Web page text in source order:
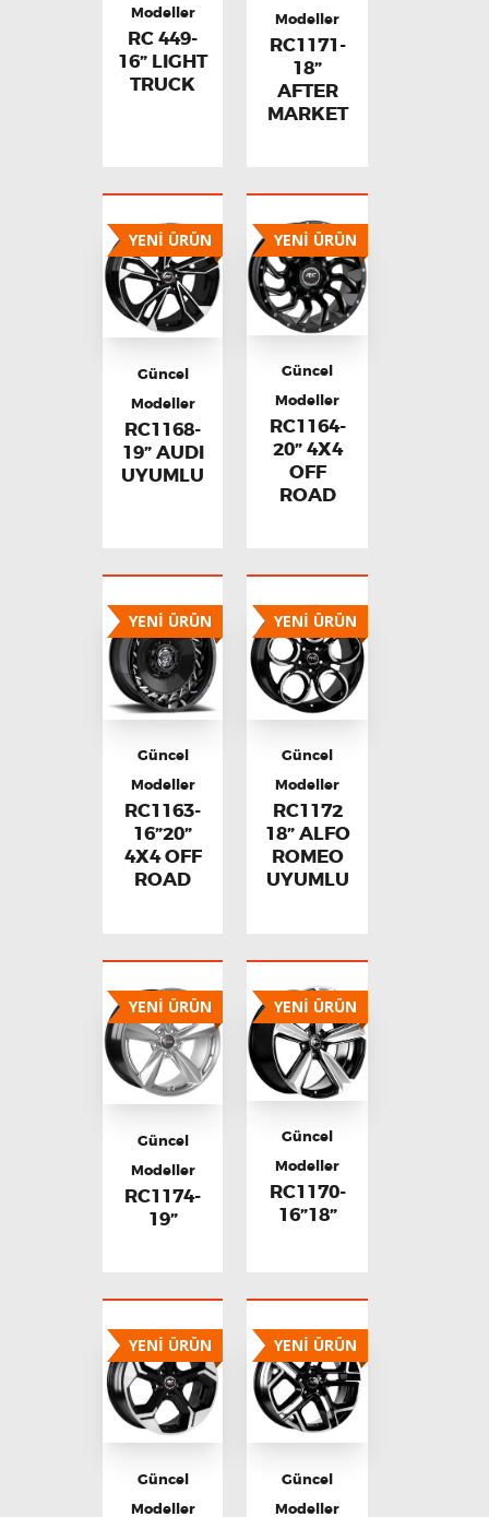
Modeller
RC 449-
16” LIGHT
TRUCK
Modeller
RC1171-
18”
AFTER
MARKET
YENİ ÜRÜN
Güncel
Modeller
RC1168-
19” AUDI
UYUMLU
YENİ ÜRÜN
Güncel
Modeller
RC1164-
20” 4X4
OFF
ROAD
YENİ ÜRÜN
Güncel
Modeller
RC1163-
16”20”
4X4 OFF
ROAD
YENİ ÜRÜN
Güncel
Modeller
RC1172
18” ALFO
ROMEO
UYUMLU
YENİ ÜRÜN
Güncel
Modeller
RC1174-
19”
YENİ ÜRÜN
Güncel
Modeller
RC1170-
16”18”
YENİ ÜRÜN
Güncel
Modeller
YENİ ÜRÜN
Güncel
Modeller